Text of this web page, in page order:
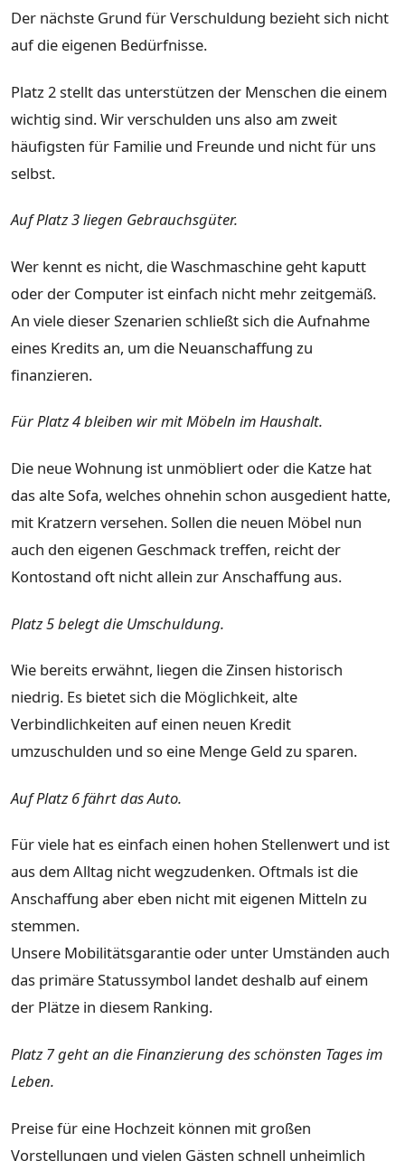
Der nächste Grund für Verschuldung bezieht sich nicht
auf die eigenen Bedürfnisse.
Platz 2 stellt das unterstützen der Menschen die einem
wichtig sind. Wir verschulden uns also am zweit
häufigsten für Familie und Freunde und nicht für uns
selbst.
Auf Platz 3 liegen Gebrauchsgüter.
Wer kennt es nicht, die Waschmaschine geht kaputt
oder der Computer ist einfach nicht mehr zeitgemäß.
An viele dieser Szenarien schließt sich die Aufnahme
eines Kredits an, um die Neuanschaffung zu
finanzieren.
Für Platz 4 bleiben wir mit Möbeln im Haushalt.
Die neue Wohnung ist unmöbliert oder die Katze hat
das alte Sofa, welches ohnehin schon ausgedient hatte,
mit Kratzern versehen. Sollen die neuen Möbel nun
auch den eigenen Geschmack treffen, reicht der
Kontostand oft nicht allein zur Anschaffung aus.
Platz 5 belegt die Umschuldung.
Wie bereits erwähnt, liegen die Zinsen historisch
niedrig. Es bietet sich die Möglichkeit, alte
Verbindlichkeiten auf einen neuen Kredit
umzuschulden und so eine Menge Geld zu sparen.
Auf Platz 6 fährt das Auto.
Für viele hat es einfach einen hohen Stellenwert und ist
aus dem Alltag nicht wegzudenken. Oftmals ist die
Anschaffung aber eben nicht mit eigenen Mitteln zu
stemmen.
Unsere Mobilitätsgarantie oder unter Umständen auch
das primäre Statussymbol landet deshalb auf einem
der Plätze in diesem Ranking.
Platz 7 geht an die Finanzierung des schönsten Tages im
Leben.
Preise für eine Hochzeit können mit großen
Vorstellungen und vielen Gästen schnell unheimlich